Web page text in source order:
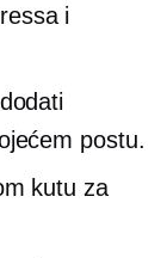
i
postu.
kutu za